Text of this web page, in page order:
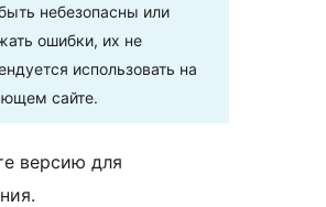
небезопасны или
ошибки, их не
использовать на
сайте.
версию для